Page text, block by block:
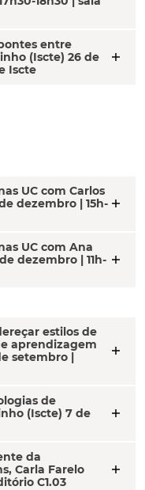
entre
(Iscte) 26 de
Iscte
add
UC com Carlos
dezembro | 15h- add
UC com Ana
dezembro | 11h- add
estilos de
aprendizagem
setembro |
add
de
(Iscte) 7 de
add
da
Carla Farelo
C1.03
add